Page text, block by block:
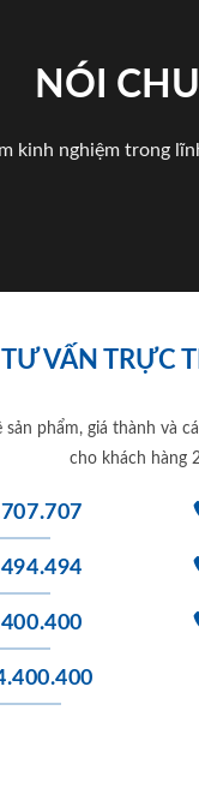
NÓI
kinh nghiệm trong
TƯ VẤN TRỰC
phẩm, giá thành và
cho khách hàng